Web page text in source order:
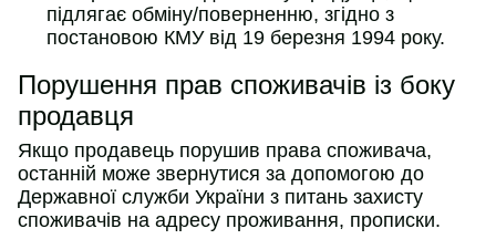
підлягає обміну/поверненню, згідно з
постановою КМУ від 19 березня 1994 року.
Порушення прав споживачів із боку
продавця
Якщо продавець порушив права споживача,
останній може звернутися за допомогою до
Державної служби України з питань захисту
споживачів на адресу проживання, прописки.